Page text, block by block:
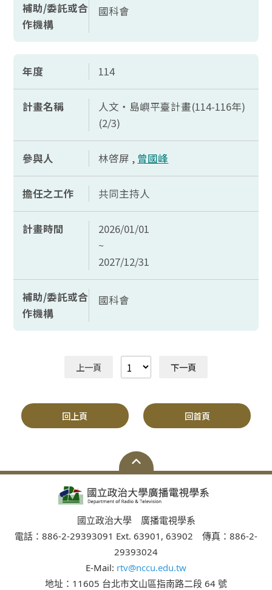
補助/委託或合
作機構
國科會
年度 114
計畫名稱
人文‧島嶼平臺計畫(114-116年)
(2/3)
參與人 林啓屏 , 曾國峰
擔任之工作 共同主持人
計畫時間
2026/01/01
~
2027/12/31
補助/委託或合
作機構
國科會
上一頁 下一頁
回上頁 回首頁
國立政治大學 廣播電視學系
電話：886-2-29393091 Ext. 63901, 63902 傳真：886-2-
29393024
E-Mail: rtv@nccu.edu.tw
地址：11605 台北市文山區指南路二段 64 號